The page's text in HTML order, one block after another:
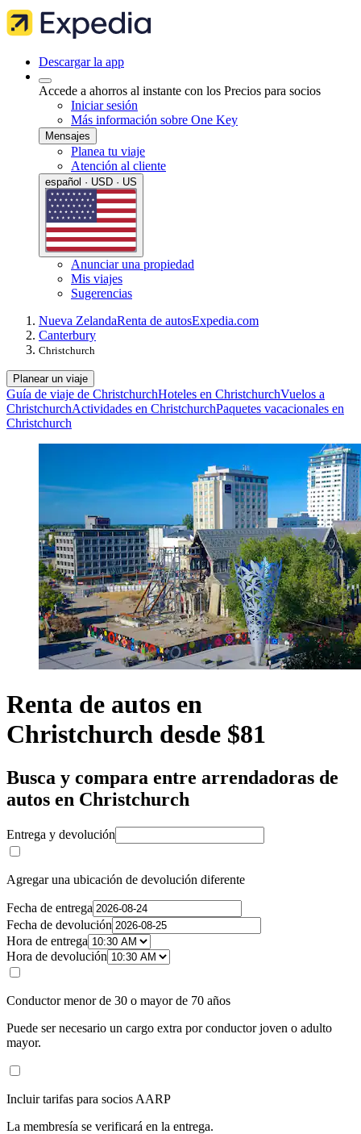
Descargar la app
Accede a ahorros al instante con los Precios para socios
Iniciar sesión
Más información sobre One Key
Mensajes
Planea tu viaje
Atención al cliente
español · USD · US
Anunciar una propiedad
Mis viajes
Sugerencias
Nueva ZelandaRenta de autosExpedia.com
Canterbury
Christchurch
Planear un viaje
Guía de viaje de ChristchurchHoteles en ChristchurchVuelos a
ChristchurchActividades en ChristchurchPaquetes vacacionales en
Christchurch
Renta de autos en
Christchurch desde $81
Busca y compara entre arrendadoras de
autos en Christchurch
Entrega y devolución
Agregar una ubicación de devolución diferente
Fecha de entrega
Fecha de devolución
Hora de entrega
Hora de devolución
Conductor menor de 30 o mayor de 70 años
Puede ser necesario un cargo extra por conductor joven o adulto
mayor.
Incluir tarifas para socios AARP
La membresía se verificará en la entrega.